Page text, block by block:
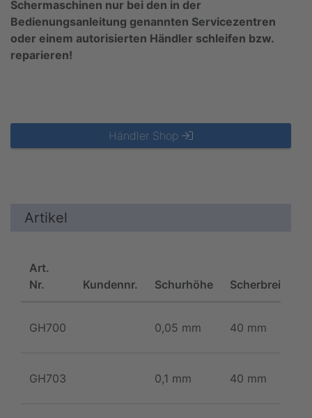
Schermaschinen nur bei den in der
Bedienungsanleitung genannten Servicezentren
oder einem autorisierten Händler schleifen bzw.
reparieren!
Händler Shop
Artikel
Art.
Nr.
Kundennr. Schurhöhe Scherbreite
GH700 0,05 mm 40 mm
GH703 0,1 mm 40 mm